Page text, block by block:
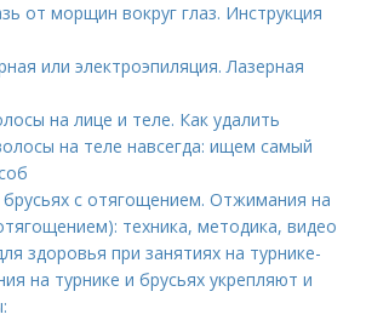
от морщин вокруг глаз. Инструкция
или электроэпиляция. Лазерная
на лице и теле. Как удалить
на теле навсегда: ищем самый
с отягощением. Отжимания на
техника, методика, видео
здоровья при занятиях на турнике-
на турнике и брусьях укрепляют и